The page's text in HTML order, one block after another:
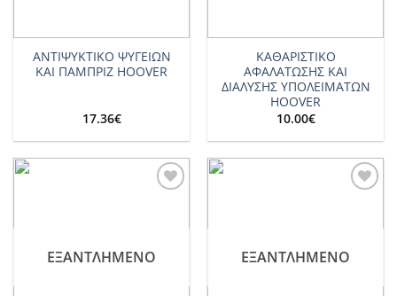
ΑΝΤΙΨΥΚΤΙΚΟ ΨΥΓΕΙΩΝ
ΚΑΙ ΠΑΜΠΡΙΖ HOOVER
17.36€
ΚΑΘΑΡΙΣΤΙΚΟ
ΑΦΑΛΑΤΩΣΗΣ ΚΑΙ
ΔΙΑΛΥΣHΣ ΥΠΟΛΕΙΜΑΤΩΝ
HOOVER
10.00€
ΕΞΑΝΤΛΗΜΈΝΟ ΕΞΑΝΤΛΗΜΈΝΟ